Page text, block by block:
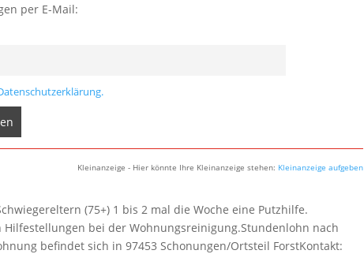
per E-Mail:
Kleinanzeige - Hier könnte Ihre Kleinanzeige stehen: Kleinanzeige aufgeben
(75+) 1 bis 2 mal die Woche eine Putzhilfe.
bei der Wohnungsreinigung.Stundenlohn nach
befindet sich in 97453 Schonungen/Ortsteil ForstKontakt: